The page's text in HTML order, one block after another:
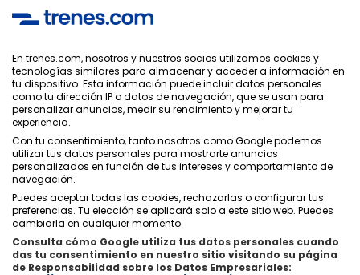
Política de Privacidad
Condiciones Generales
Política de Cookies
Aviso Legal
Quiénes Somos ixigo
Copyright © Trenes.com. Todos los derechos reservados.
En trenes.com, nosotros y nuestros socios utilizamos cookies y
tecnologías similares para almacenar y acceder a información en
tu dispositivo. Esta información puede incluir datos personales
como tu dirección IP o datos de navegación, que se usan para
personalizar anuncios, medir su rendimiento y mejorar tu
experiencia.
Con tu consentimiento, tanto nosotros como Google podemos
utilizar tus datos personales para mostrarte anuncios
personalizados en función de tus intereses y comportamiento de
navegación.
Puedes aceptar todas las cookies, rechazarlas o configurar tus
preferencias. Tu elección se aplicará solo a este sitio web. Puedes
cambiarla en cualquier momento.
Consulta cómo Google utiliza tus datos personales cuando
das tu consentimiento en nuestro sitio visitando su página
de Responsabilidad sobre los Datos Empresariales: